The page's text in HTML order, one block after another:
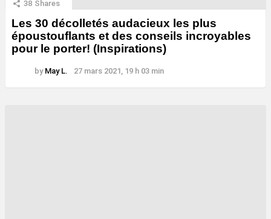
38 Shares
Les 30 décolletés audacieux les plus
époustouflants et des conseils incroyables
pour le porter! (Inspirations)
by May L. 27 mars 2021, 19 h 03 min